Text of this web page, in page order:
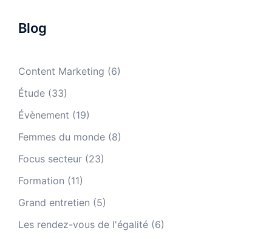
Blog
Content Marketing (6)
Étude (33)
Évènement (19)
Femmes du monde (8)
Focus secteur (23)
Formation (11)
Grand entretien (5)
Les rendez-vous de l'égalité (6)